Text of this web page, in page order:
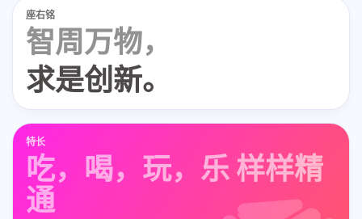
座右铭
智周万物，
求是创新。
特长
吃，喝，玩，乐 样样精
通